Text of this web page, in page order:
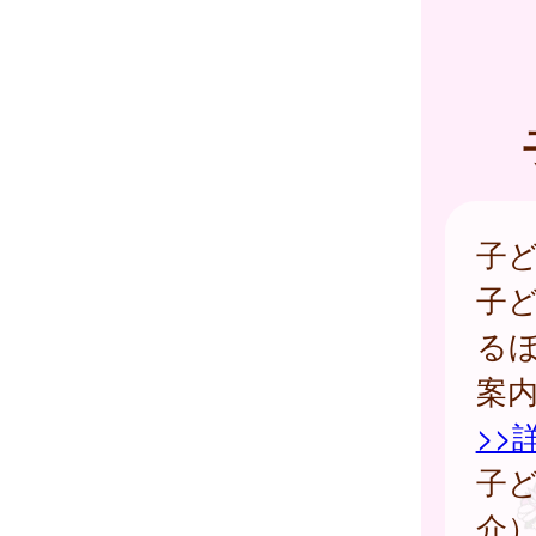
子
子
る
案
>>
子
介